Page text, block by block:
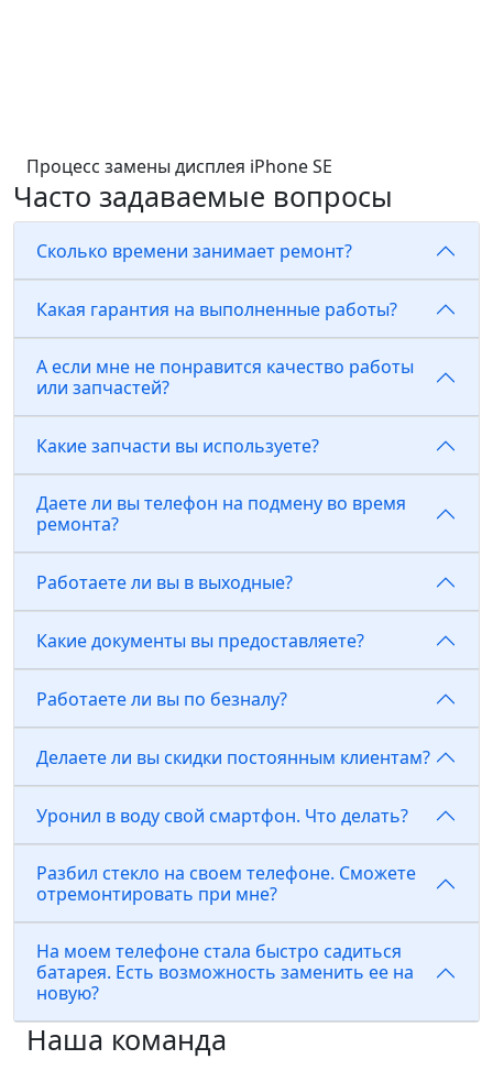
Процесс замены дисплея iPhone SE
Часто задаваемые вопросы
Сколько времени занимает ремонт?
Какая гарантия на выполненные работы?
А если мне не понравится качество работы
или запчастей?
Какие запчасти вы используете?
Даете ли вы телефон на подмену во время
ремонта?
Работаете ли вы в выходные?
Какие документы вы предоставляете?
Работаете ли вы по безналу?
Делаете ли вы скидки постоянным клиентам?
Уронил в воду свой смартфон. Что делать?
Разбил стекло на своем телефоне. Сможете
отремонтировать при мне?
На моем телефоне стала быстро садиться
батарея. Есть возможность заменить ее на
новую?
Наша команда